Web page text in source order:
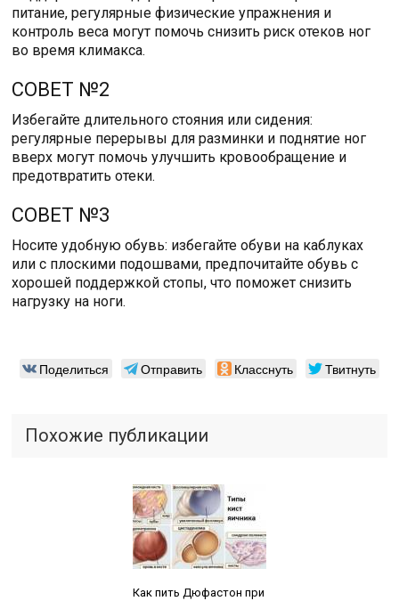
питание, регулярные физические упражнения и
контроль веса могут помочь снизить риск отеков ног
во время климакса.
СОВЕТ №2
Избегайте длительного стояния или сидения:
регулярные перерывы для разминки и поднятие ног
вверх могут помочь улучшить кровообращение и
предотвратить отеки.
СОВЕТ №3
Носите удобную обувь: избегайте обуви на каблуках
или с плоскими подошвами, предпочитайте обувь с
хорошей поддержкой стопы, что поможет снизить
нагрузку на ноги.
Поделиться Отправить Класснуть Твитнуть
Похожие публикации
Как пить Дюфастон при